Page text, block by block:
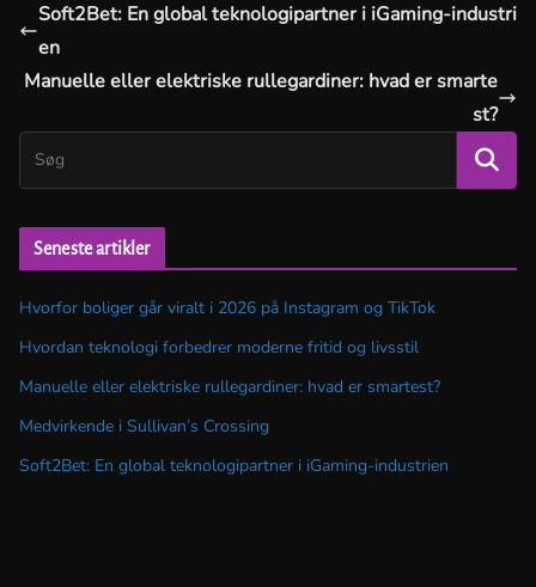
Soft2Bet: En global teknologipartner i iGaming-industri
en
Manuelle eller elektriske rullegardiner: hvad er smarte
st?
Seneste artikler
Hvorfor boliger går viralt i 2026 på Instagram og TikTok
Hvordan teknologi forbedrer moderne fritid og livsstil
Manuelle eller elektriske rullegardiner: hvad er smartest?
Medvirkende i Sullivan’s Crossing
Soft2Bet: En global teknologipartner i iGaming-industrien